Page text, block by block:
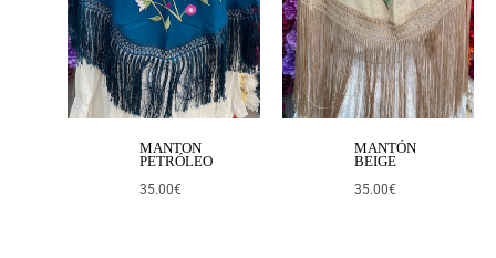
MANTON
PETRÓLEO
35.00€
MANTÓN
BEIGE
35.00€